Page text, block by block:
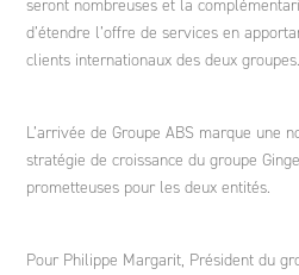
seront nombreuses et la
d’étendre l’offre de services en
clients internationaux des deux groupes.
L’arrivée de Groupe ABS marque une
stratégie de croissance du groupe
prometteuses pour les deux entités.
Pour Philippe Margarit, Président du